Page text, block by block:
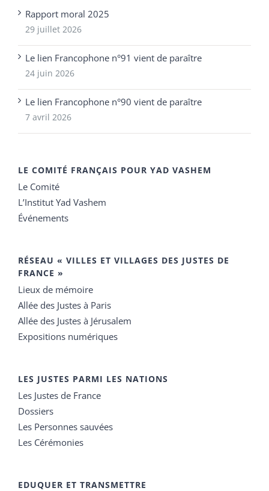
Rapport moral 2025
29 juillet 2026
Le lien Francophone n°91 vient de paraître
24 juin 2026
Le lien Francophone n°90 vient de paraître
7 avril 2026
LE COMITÉ FRANÇAIS POUR YAD VASHEM
Le Comité
L’Institut Yad Vashem
Événements
RÉSEAU « VILLES ET VILLAGES DES JUSTES DE
FRANCE »
Lieux de mémoire
Allée des Justes à Paris
Allée des Justes à Jérusalem
Expositions numériques
LES JUSTES PARMI LES NATIONS
Les Justes de France
Dossiers
Les Personnes sauvées
Les Cérémonies
EDUQUER ET TRANSMETTRE